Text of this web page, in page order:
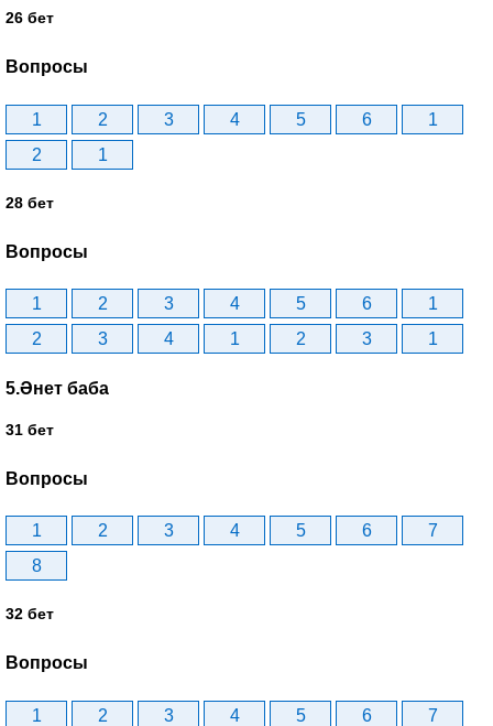
26 бет
Вопросы
1 2 3 4 5 6
1
2
1
28 бет
Вопросы
1 2 3 4 5 6
1
2
3 4 1 2 3 1
5.Әнет баба
31 бет
Вопросы
1 2 3 4 5 6
7
8
32 бет
Вопросы
1 2 3 4 5 6
7